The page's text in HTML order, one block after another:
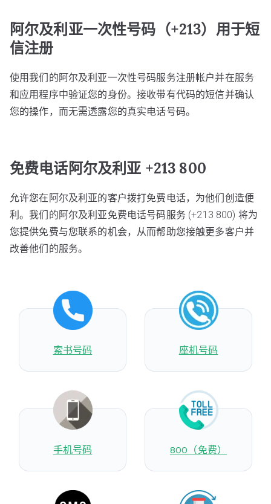
阿尔及利亚一次性号码（+213）用于短
信注册
使用我们的阿尔及利亚一次性号码服务注册帐户并在服务
和应用程序中验证您的身份。接收带有代码的短信并确认
您的操作，而无需透露您的真实电话号码。
免费电话阿尔及利亚 +213 800
允许您在阿尔及利亚的客户拨打免费电话，为他们创造便
利。我们的阿尔及利亚免费电话号码服务 (+213 800) 将为
您提供免费与您联系的机会，从而帮助您接触更多客户并
改善他们的服务。
索书号码 座机号码
手机号码 800（免费）